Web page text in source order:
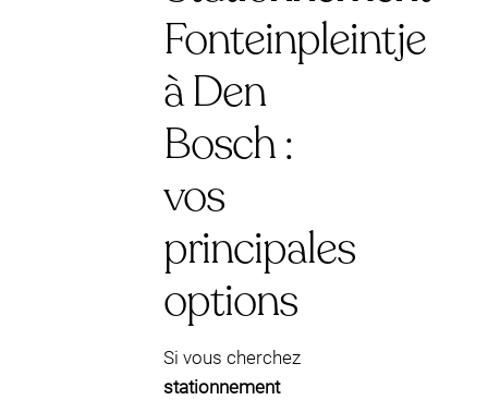
Fonteinpleintje
à Den
Bosch :
vos
principales
options
Si vous cherchez
stationnement